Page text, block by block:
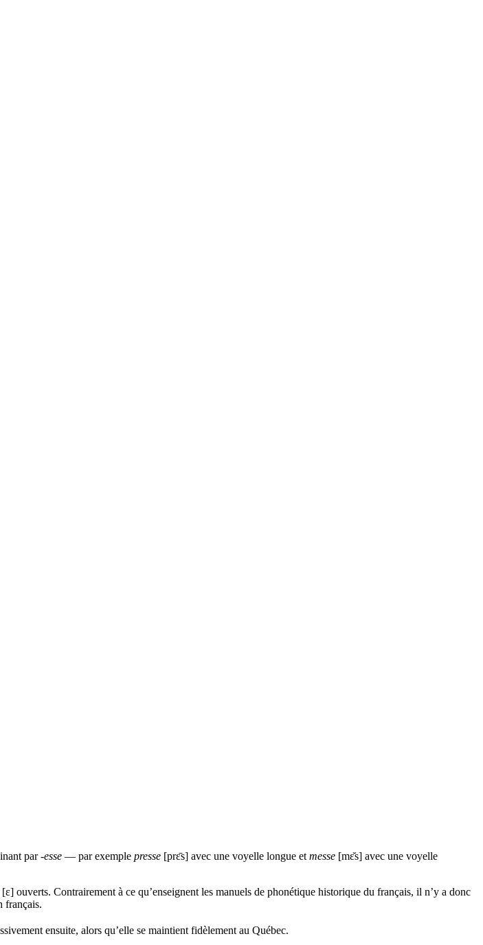
par-esse — par exemple presse [prε̄s] avec une voyelle longue et messe [mε̆s] avec une voyelle
ouverts. Contrairement à ce qu’enseignent les manuels de phonétique historique du français, il n’y a donc
français.
ensuite, alors qu’elle se maintient fidèlement au Québec.